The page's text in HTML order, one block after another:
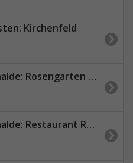
Kirchenfeld
Restaurant 180°
Restaurant Rosengarten